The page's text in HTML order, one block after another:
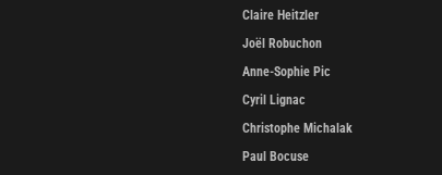
Claire Heitzler
Joël Robuchon
Anne-Sophie Pic
Cyril Lignac
Christophe Michalak
Paul Bocuse